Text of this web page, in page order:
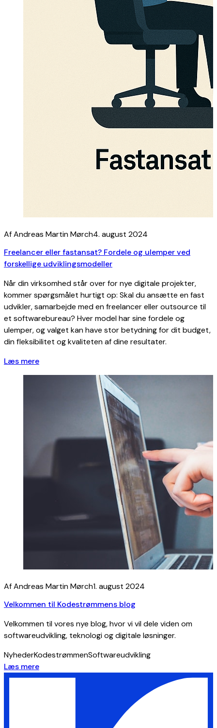
Af Andreas Martin Mørch4. august 2024
Freelancer eller fastansat? Fordele og ulemper ved
forskellige udviklingsmodeller
Når din virksomhed står over for nye digitale projekter,
kommer spørgsmålet hurtigt op: Skal du ansætte en fast
udvikler, samarbejde med en freelancer eller outsource til
et softwarebureau? Hver model har sine fordele og
ulemper, og valget kan have stor betydning for dit budget,
din fleksibilitet og kvaliteten af dine resultater.
Læs mere
Af Andreas Martin Mørch1. august 2024
Velkommen til Kodestrømmens blog
Velkommen til vores nye blog, hvor vi vil dele viden om
softwareudvikling, teknologi og digitale løsninger.
NyhederKodestrømmenSoftwareudvikling
Læs mere